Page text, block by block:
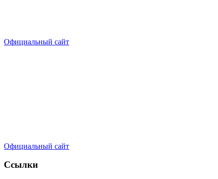
Официальный сайт
Официальный сайт
Ссылки